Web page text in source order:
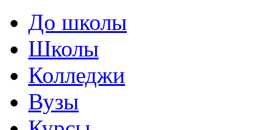
До школы
Школы
Колледжи
Вузы